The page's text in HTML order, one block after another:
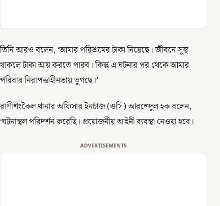
তিনি আরও বলেন, ‘আমার পরিশ্রমের টাকা নিয়েছে। জীবনে সুস্থ
থাকলে টাকা আয় করতে পারব। কিন্তু এ ঘটনার পর থেকে আমার
পরিবার নিরাপত্তাহীনতায় ভুগছে।’
রাণীশংকৈল থানার অফিসার ইনর্চাজ (ওসি) আরশেদুল হক বলেন,
‘ঘটনাস্থল পরিদর্শন করেছি। প্রয়োজনীয় আইনী ব্যবস্থা নেওয়া হবে।
ADVERTISEMENTS